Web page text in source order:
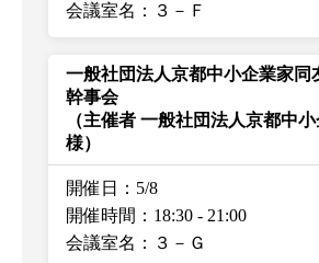
会議室名：３－Ｆ
一般社団法人京都中小企業家同
幹事会
（主催者 一般社団法人京都中
様）
開催日：5/8
開催時間：18:30 - 21:00
会議室名：３－Ｇ